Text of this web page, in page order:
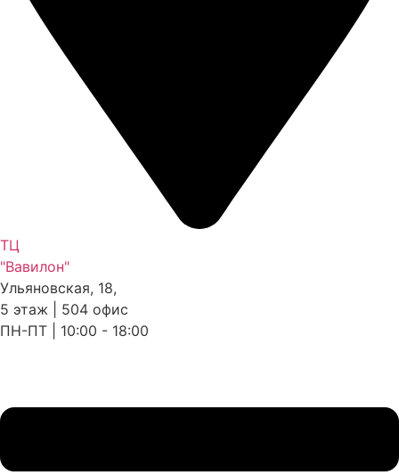
ТЦ
"Вавилон"
Ульяновская, 18,
5 этаж | 504 офис
ПН-ПТ | 10:00 - 18:00